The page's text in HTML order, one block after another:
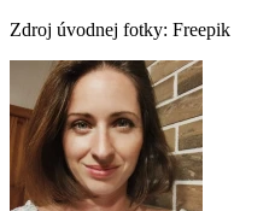
Zdroj úvodnej fotky: Freepik